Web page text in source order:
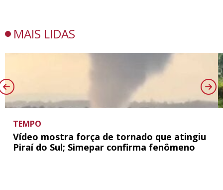
MAIS LIDAS
TEMPO
Vídeo mostra força de tornado que atingiu
Piraí do Sul; Simepar confirma fenômeno